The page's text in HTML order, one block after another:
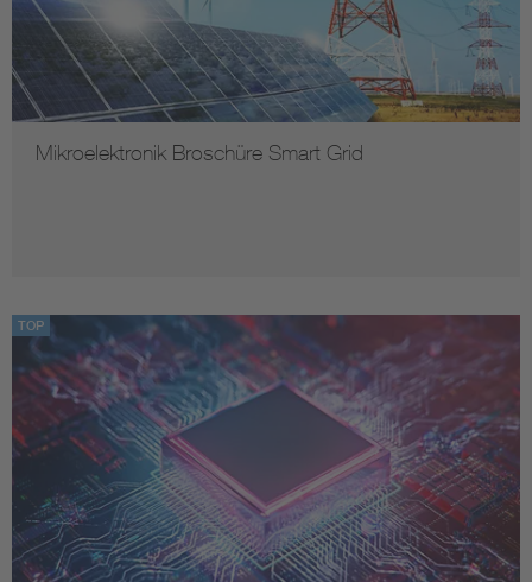
Mikroelektronik Broschüre Smart Grid
TOP